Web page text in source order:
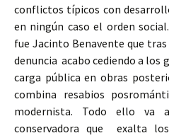
conflictos típicos con
en ningún caso el orden
fue Jacinto Benavente que
denuncia acabo cediendo a
carga pública en obras
combina resabios
modernista. Todo ello va
conservadora que exalta